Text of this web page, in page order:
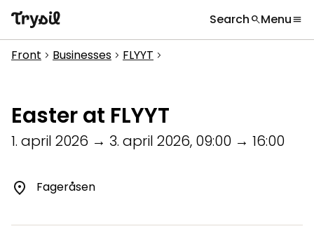
Search searchMenumenu
globe
Accommodation
Shopping
Service
What are you looking for?
Front chevron_right Businesses chevron_right FLYYT chevron_right
Easter at FLYYT
1. april 2026 → 3. april 2026, 09:00 → 16:00
Fageråsen